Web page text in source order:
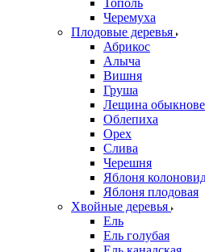
Тополь
Черемуха
Плодовые деревья
Абрикос
Алыча
Вишня
Груша
Лещина
Облепиха
Орех
Слива
Черешня
Яблоня
Яблоня плодовая
Хвойные деревья
Ель
Ель голубая